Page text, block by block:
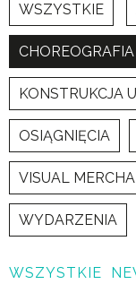
WSZYSTKIE
CHOREOGRAFIA
KONSTRUKCJA
OSIĄGNIĘCIA
VISUAL
WYDARZENIA
WSZYSTKIE